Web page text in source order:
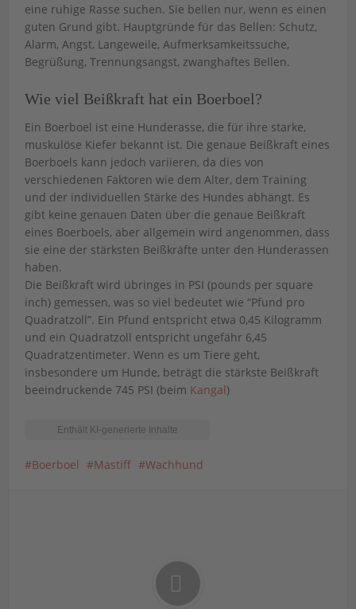
eine ruhige Rasse suchen. Sie bellen nur, wenn es einen
guten Grund gibt. Hauptgründe für das Bellen: Schutz,
Alarm, Angst, Langeweile, Aufmerksamkeitssuche,
Begrüßung, Trennungsangst, zwanghaftes Bellen.
Wie viel Beißkraft hat ein Boerboel?
Ein Boerboel ist eine Hunderasse, die für ihre starke,
muskulöse Kiefer bekannt ist. Die genaue Beißkraft eines
Boerboels kann jedoch variieren, da dies von
verschiedenen Faktoren wie dem Alter, dem Training
und der individuellen Stärke des Hundes abhängt. Es
gibt keine genauen Daten über die genaue Beißkraft
eines Boerboels, aber allgemein wird angenommen, dass
sie eine der stärksten Beißkräfte unter den Hunderassen
haben.
Die Beißkraft wird übringes in PSI (pounds per square
inch) gemessen, was so viel bedeutet wie “Pfund pro
Quadratzoll”. Ein Pfund entspricht etwa 0,45 Kilogramm
und ein Quadratzoll entspricht ungefähr 6,45
Quadratzentimeter. Wenn es um Tiere geht,
insbesondere um Hunde, beträgt die stärkste Beißkraft
beeindruckende 745 PSI (beim Kangal)
Boerboel Mastiff Wachhund